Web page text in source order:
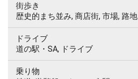
街歩き
歴史的まち並み, 商店街, 市場, 路地
ドライブ
道の駅・SA, ドライブ
乗り物